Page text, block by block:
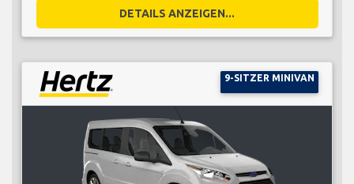
DETAILS ANZEIGEN...
9-SITZER MINIVAN